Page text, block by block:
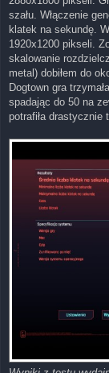
szału. Włączenie
klatek na sekundę.
1920x1200 pikseli.
skalowanie
metal) dobiłem do
Dogtown gra
spadając do 50 na
potrafiła drastycznie